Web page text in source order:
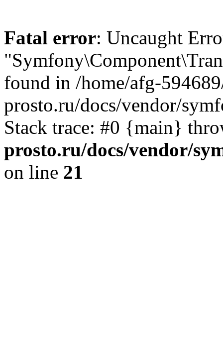
Fatal error: Uncaught
found in /home/afg-
prosto.ru/docs/vendor/
Stack trace: #0 {main}
prosto.ru/docs/vendor/
on line 21